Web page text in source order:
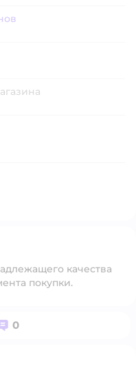
качества
покупки.
0